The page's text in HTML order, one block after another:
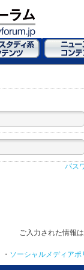
パス
ご入力された情報
・ ソーシャルメディアポ